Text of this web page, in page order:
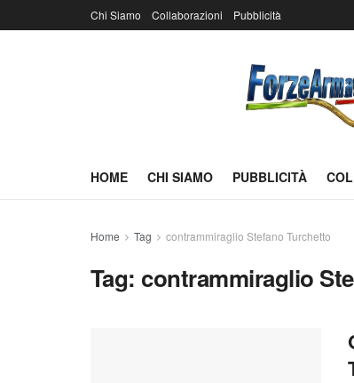
Chi Siamo Collaborazioni Pubblicità
HOME CHI SIAMO PUBBLICITÀ
Home Tag contrammiraglio Stefano Turchetto
Tag: contrammiraglio